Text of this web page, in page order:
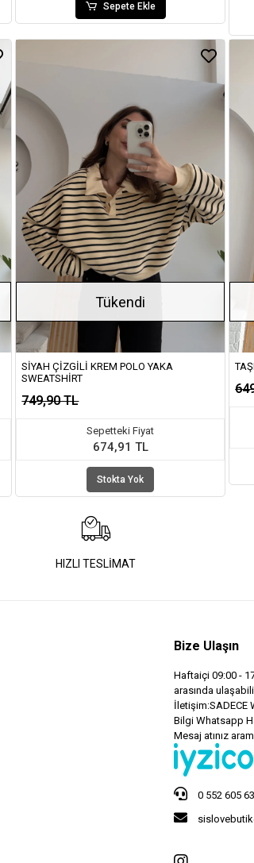
Sepete Ekle
Tükendi
SIYAH ÇIZGILI KREM POLO YAKA
SWEATSHIRT
749,90 TL
Sepetteki Fiyat
674,91 TL
Stokta Yok
HIZLI TESLİMAT
Bize Ulaşın
Haftaiçi 09:00 -
arasında
İletişim:SADECE
Bilgi Whatsapp
Mesaj atınız
0 552 605